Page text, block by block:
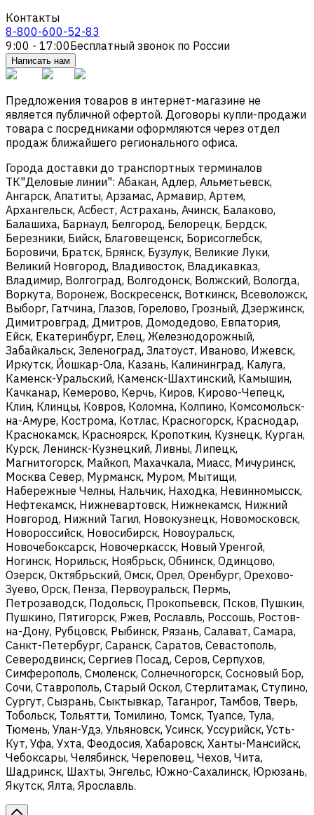
Контакты
8-800-600-52-83
9:00 - 17:00Бесплатный звонок по России
Написать нам
Предложения товаров в интернет-магазине не
является публичной офертой. Договоры купли-продажи
товара с посредниками оформляются через отдел
продаж ближайшего регионального офиса.
Города доставки до транспортных терминалов
ТК"Деловые линии": Абакан, Адлер, Альметьевск,
Ангарск, Апатиты, Арзамас, Армавир, Артем,
Архангельск, Асбест, Астрахань, Ачинск, Балаково,
Балашиха, Барнаул, Белгород, Белорецк, Бердск,
Березники, Бийск, Благовещенск, Борисоглебск,
Боровичи, Братск, Брянск, Бузулук, Великие Луки,
Великий Новгород, Владивосток, Владикавказ,
Владимир, Волгоград, Волгодонск, Волжский, Вологда,
Воркута, Воронеж, Воскресенск, Воткинск, Всеволожск,
Выборг, Гатчина, Глазов, Горелово, Грозный, Дзержинск,
Димитровград, Дмитров, Домодедово, Евпатория,
Ейск, Екатеринбург, Елец, Железнодорожный,
Забайкальск, Зеленоград, Златоуст, Иваново, Ижевск,
Иркутск, Йошкар-Ола, Казань, Калининград, Калуга,
Каменск-Уральский, Каменск-Шахтинский, Камышин,
Качканар, Кемерово, Керчь, Киров, Кирово-Чепецк,
Клин, Клинцы, Ковров, Коломна, Колпино, Комсомольск-
на-Амуре, Кострома, Котлас, Красногорск, Краснодар,
Краснокамск, Красноярск, Кропоткин, Кузнецк, Курган,
Курск, Ленинск-Кузнецкий, Ливны, Липецк,
Магнитогорск, Майкоп, Махачкала, Миасс, Мичуринск,
Москва Север, Мурманск, Муром, Мытищи,
Набережные Челны, Нальчик, Находка, Невинномысск,
Нефтекамск, Нижневартовск, Нижнекамск, Нижний
Новгород, Нижний Тагил, Новокузнецк, Новомосковск,
Новороссийск, Новосибирск, Новоуральск,
Новочебоксарск, Новочеркасск, Новый Уренгой,
Ногинск, Норильск, Ноябрьск, Обнинск, Одинцово,
Озерск, Октябрьский, Омск, Орел, Оренбург, Орехово-
Зуево, Орск, Пенза, Первоуральск, Пермь,
Петрозаводск, Подольск, Прокопьевск, Псков, Пушкин,
Пушкино, Пятигорск, Ржев, Рославль, Россошь, Ростов-
на-Дону, Рубцовск, Рыбинск, Рязань, Салават, Самара,
Санкт-Петербург, Саранск, Саратов, Севастополь,
Северодвинск, Сергиев Посад, Серов, Серпухов,
Симферополь, Смоленск, Солнечногорск, Сосновый Бор,
Сочи, Ставрополь, Старый Оскол, Стерлитамак, Ступино,
Сургут, Сызрань, Сыктывкар, Таганрог, Тамбов, Тверь,
Тобольск, Тольятти, Томилино, Томск, Туапсе, Тула,
Тюмень, Улан-Удэ, Ульяновск, Усинск, Уссурийск, Усть-
Кут, Уфа, Ухта, Феодосия, Хабаровск, Ханты-Мансийск,
Чебоксары, Челябинск, Череповец, Чехов, Чита,
Шадринск, Шахты, Энгельс, Южно-Сахалинск, Юрюзань,
Якутск, Ялта, Ярославль.